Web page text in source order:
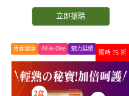
立即搶購
限時 75 折
青春健康 All-in-One 魅力延續